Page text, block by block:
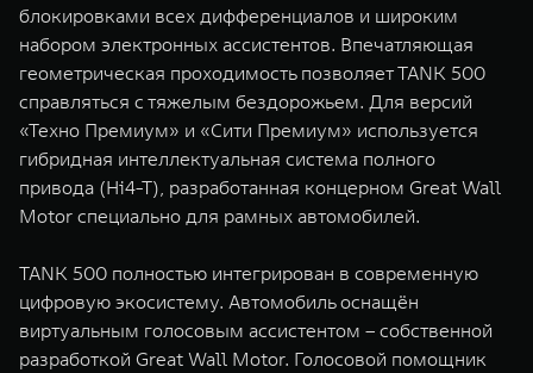
блокировками всех дифференциалов и широким
набором электронных ассистентов. Впечатляющая
геометрическая проходимость позволяет TANK 500
справляться с тяжелым бездорожьем. Для версий
«Техно Премиум» и «Сити Премиум» используется
гибридная интеллектуальная система полного
привода (Hi4-T), разработанная концерном Great Wall
Motor специально для рамных автомобилей.
TANK 500 полностью интегрирован в современную
цифровую экосистему. Автомобиль оснащён
виртуальным голосовым ассистентом – собственной
разработкой Great Wall Motor. Голосовой помощник